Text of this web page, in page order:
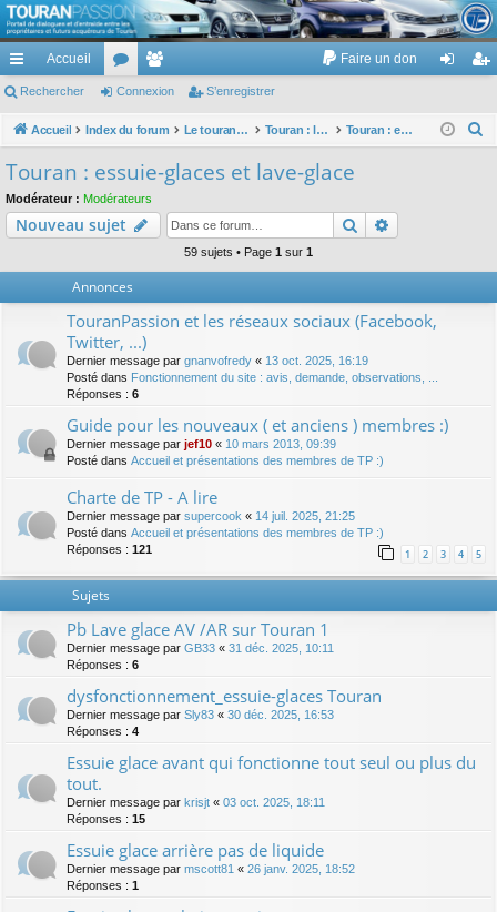
TouranPassion
Le forum des propriétaires ou futurs acquéreurs du Volkswagen Touran
cc
ès
pi
de
Accueil
or
u
e
m
Faire un don
ne nr
Rechercher Connexion S’enregistrer
Accueil Index du forum Le touran dans ses versions I (V1 V2 V3) et II ... Touran : les équipements électriques et électroniques Touran : essuie-glaces et lave-glace
c
Touran : essuie-glaces et lave-glace
Modérateur : Modérateurs
Nouveau sujet Rechercher
59 sujets • Page 1 sur 1
Annonces
TouranPassion et les réseaux sociaux (Facebook,
Twitter, ...)
Dernier message par gnanvofredy « 13 oct. 2025, 16:19
Posté dans Fonctionnement du site : avis, demande, observations, ...
Réponses : 6
Guide pour les nouveaux ( et anciens ) membres :)
Dernier message par jef10 « 10 mars 2013, 09:39
Posté dans Accueil et présentations des membres de TP :)
Charte de TP - A lire
Dernier message par supercook « 14 juil. 2025, 21:25
Posté dans Accueil et présentations des membres de TP :)
Réponses : 121 1 2 3 4 5
Sujets
Pb Lave glace AV /AR sur Touran 1
Dernier message par GB33 « 31 déc. 2025, 10:11
Réponses : 6
dysfonctionnement_essuie-glaces Touran
Dernier message par Sly83 « 30 déc. 2025, 16:53
Réponses : 4
Essuie glace avant qui fonctionne tout seul ou plus du
tout.
Dernier message par krisjt « 03 oct. 2025, 18:11
Réponses : 15
Essuie glace arrière pas de liquide
Dernier message par mscott81 « 26 janv. 2025, 18:52
Réponses : 1